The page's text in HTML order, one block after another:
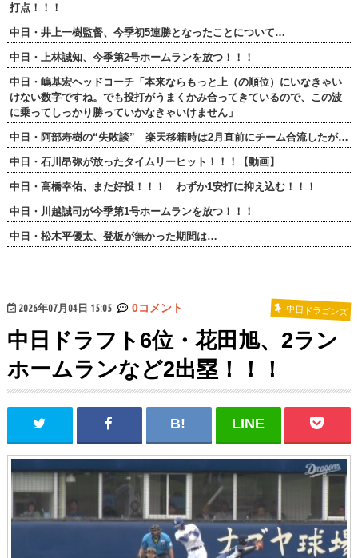
打点！！！
中日・井上一樹監督、今季初5連勝となったことについて…
中日・上林誠知、今季第2号ホームランを放つ！！！
中日・嶋基宏ヘッドコーチ「本来ならもっと上（の順位）にいなきゃい
けない数字ですね。でも投打がうまくかみ合ってきているので、この波
に乗ってしっかり勝っていかなきゃいけません」
中日・阿部寿樹の“失敗談” 楽天移籍時は2月直前にチーム合流したが…
中日・石川昂弥が放ったタイムリーヒット！！！【動画】
中日・高橋幸佑、また好投！！！ わずか1安打に抑え込む！！！
中日・川越誠司が今季第1号ホームランを放つ！！！
中日・松木平優太、登板が無かった期間は…
2026年07月04日 15:05 0コメント 中日ドラゴンズ
中日ドラフト6位・花田旭、2ラン
ホームランなど2出塁！！！